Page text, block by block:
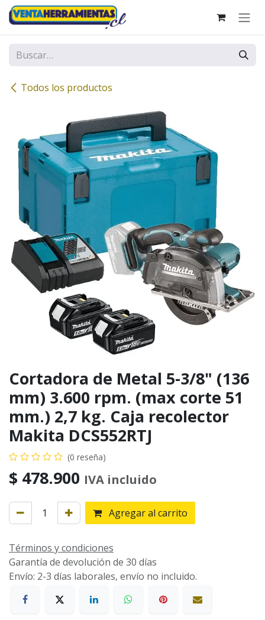
Ir al contenido
Todos los productos
Cortadora de Metal 5-3/8" (136
mm) 3.600 rpm. (max corte 51
mm.) 2,7 kg. Caja recolector
Makita DCS552RTJ
(0 reseña)
$ 478.900 IVA incluido
Agregar al carrito
Términos y condiciones
Garantía de devolución de 30 días
Envío: 2-3 días laborales, envío no incluido.